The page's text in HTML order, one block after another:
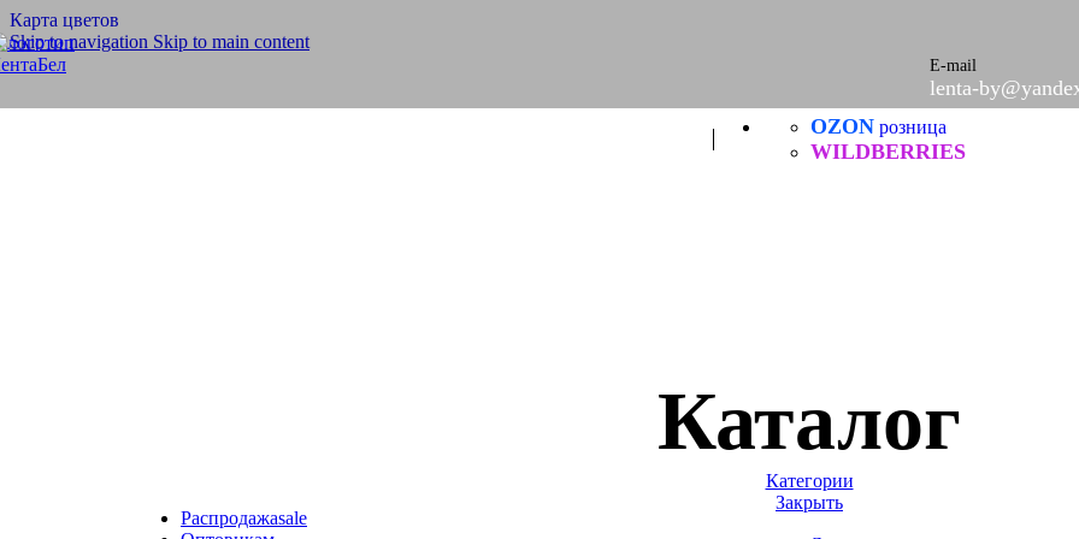
Карта цветов
Skip to navigation Skip to main content
E-mail
lenta-
Скатерти, салфетки
Шнуры
Распродажаsale
OZON розница
WILDBERRIES
Каталог
Категории
Закрыть